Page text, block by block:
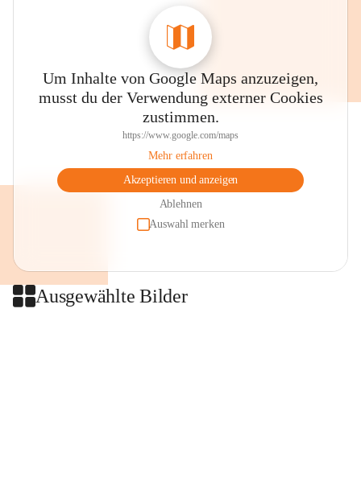
Um Inhalte von Google Maps anzuzeigen,
musst du der Verwendung externer Cookies
zustimmen.
https://www.google.com/maps
Mehr erfahren
Akzeptieren und anzeigen
Ablehnen
Auswahl merken
Ausgewählte Bilder